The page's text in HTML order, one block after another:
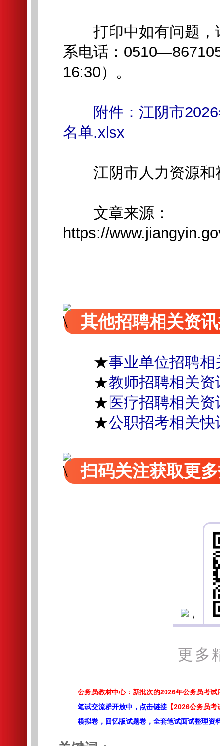
打印中如有问题，
系电话：
16:30）。
附件：江阴市
名单.xlsx
江阴市人力资源和
文章来源：
https://
其他招聘相关资
★事业单位招聘相
★教师招聘相关资
★医疗招聘相关资
★公职招考相关快
扫码关注获取更
更多
公务员教材中心：新批次的2026年公务员考试
笔试交流群开放中，点击链接 【2026公务员
模拟卷，回忆版试题卷，全套笔试面试整理资